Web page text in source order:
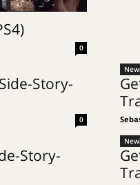
0
Story-
0
Story-